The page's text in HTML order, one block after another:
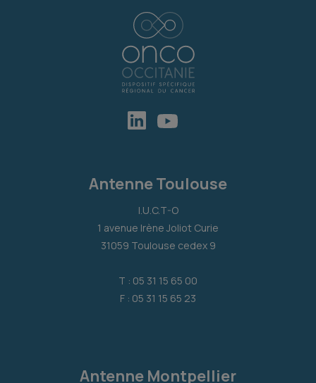
Antenne Toulouse
I.U.C.T-O
1 avenue Irène Joliot Curie
31059 Toulouse cedex 9
T : 05 31 15 65 00
F : 05 31 15 65 23
Antenne Montpellier